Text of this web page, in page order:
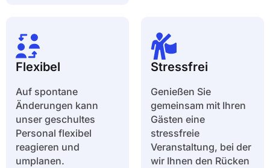
Flexibel
Auf spontane
Änderungen kann
unser geschultes
Personal flexibel
reagieren und
umplanen.
Stressfrei
Genießen Sie
gemeinsam mit Ihren
Gästen eine
stressfreie
Veranstaltung, bei der
wir Ihnen den Rücken